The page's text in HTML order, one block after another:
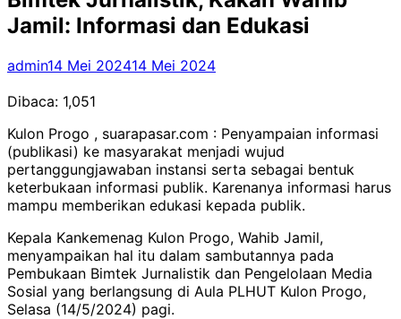
Jamil: Informasi dan Edukasi
admin14 Mei 202414 Mei 2024
Dibaca: 1,051
Kulon Progo , suarapasar.com : Penyampaian informasi
(publikasi) ke masyarakat menjadi wujud
pertanggungjawaban instansi serta sebagai bentuk
keterbukaan informasi publik. Karenanya informasi harus
mampu memberikan edukasi kepada publik.
Kepala Kankemenag Kulon Progo, Wahib Jamil,
menyampaikan hal itu dalam sambutannya pada
Pembukaan Bimtek Jurnalistik dan Pengelolaan Media
Sosial yang berlangsung di Aula PLHUT Kulon Progo,
Selasa (14/5/2024) pagi.